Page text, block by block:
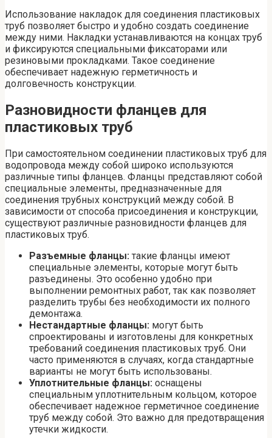
Использование накладок для соединения пластиковых
труб позволяет быстро и удобно создать соединение
между ними. Накладки устанавливаются на концах труб
и фиксируются специальными фиксаторами или
резиновыми прокладками. Такое соединение
обеспечивает надежную герметичность и
долговечность конструкции.
Разновидности фланцев для
пластиковых труб
При самостоятельном соединении пластиковых труб для
водопровода между собой широко используются
различные типы фланцев. Фланцы представляют собой
специальные элементы, предназначенные для
соединения трубных конструкций между собой. В
зависимости от способа присоединения и конструкции,
существуют различные разновидности фланцев для
пластиковых труб.
Разъемные фланцы: такие фланцы имеют
специальные элементы, которые могут быть
разъединены. Это особенно удобно при
выполнении ремонтных работ, так как позволяет
разделить трубы без необходимости их полного
демонтажа.
Нестандартные фланцы: могут быть
спроектированы и изготовлены для конкретных
требований соединения пластиковых труб. Они
часто применяются в случаях, когда стандартные
варианты не могут быть использованы.
Уплотнительные фланцы: оснащены
специальным уплотнительным кольцом, которое
обеспечивает надежное герметичное соединение
труб между собой. Это важно для предотвращения
утечки жидкости.